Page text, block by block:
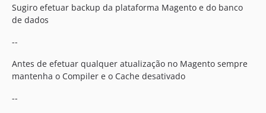
Sugiro efetuar backup da plataforma Magento e do banco
de dados
--
Antes de efetuar qualquer atualização no Magento sempre
mantenha o Compiler e o Cache desativado
--